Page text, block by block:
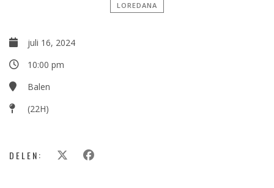
LOREDANA
juli 16, 2024
10:00 pm
Balen
(22H)
DELEN: